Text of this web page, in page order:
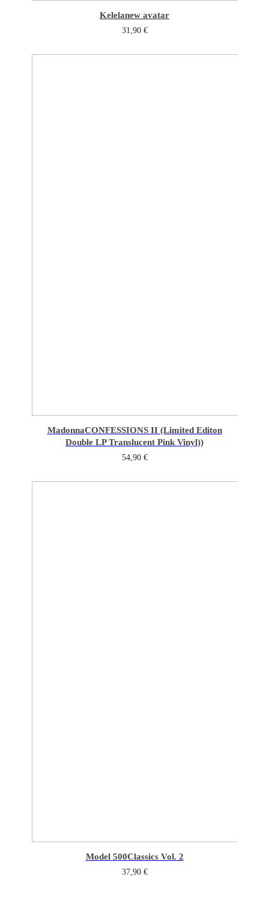
Kelelanew avatar
31,90 €
MadonnaCONFESSIONS II (Limited Editon
Double LP Translucent Pink Vinyl))
54,90 €
Model 500Classics Vol. 2
37,90 €